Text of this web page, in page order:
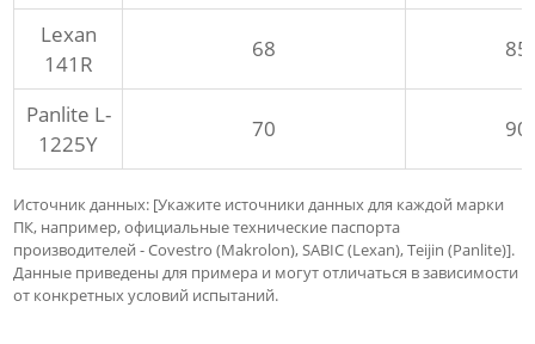
Lexan
141R
68
Panlite L-
1225Y
70
Источник данных: [Укажите источники данных для каждой марки
ПК, например, официальные технические паспорта
производителей - Covestro (Makrolon), SABIC (Lexan), Teijin (Panlite)].
Данные приведены для примера и могут отличаться в зависимости
от конкретных условий испытаний.